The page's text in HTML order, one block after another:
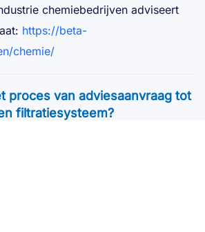
chemiebedrijven adviseert
https://beta-
chemie/
proces van adviesaanvraag tot
filtratiesysteem?